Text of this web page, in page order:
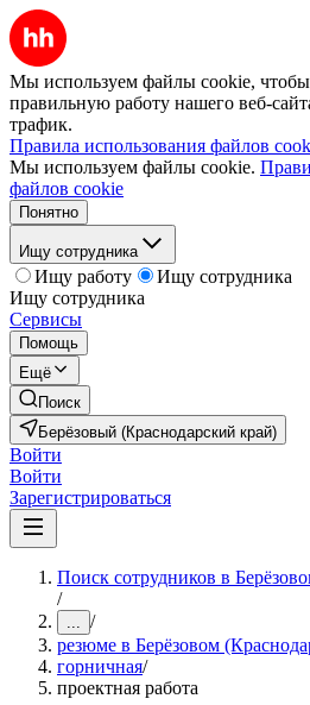
Мы используем файлы cookie, чтобы
правильную работу нашего веб-
трафик.
Правила использования файлов
Мы используем файлы cookie.
файлов cookie
Понятно
Ищу сотрудника
Ищу работу
Ищу сотрудника
Ищу сотрудника
Сервисы
Помощь
Ещё
Поиск
Берёзовый (Краснодарский край)
Войти
Войти
Зарегистрироваться
Поиск сотрудников в
/
... /
резюме в Берёзовом
горничная/
проектная работа